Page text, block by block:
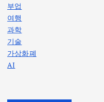
부업
여행
과학
기술
가상화폐
AI